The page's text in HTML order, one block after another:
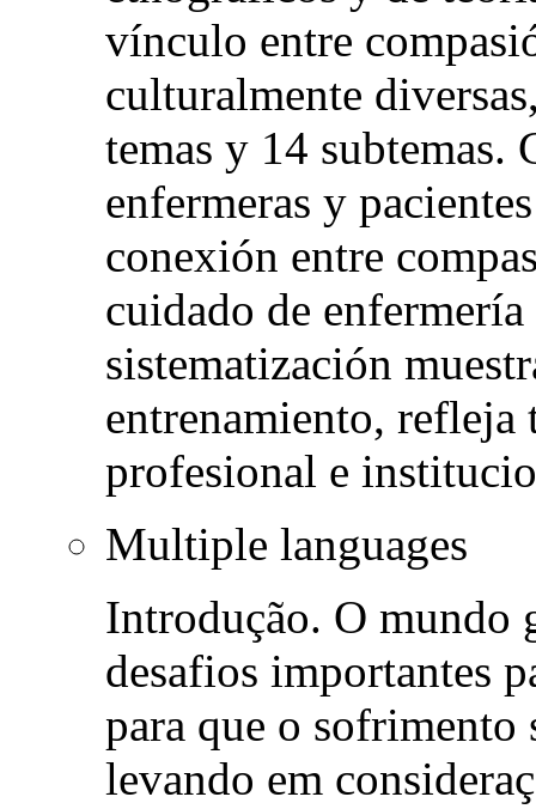
vínculo entre
culturalmente
temas y 14 subtemas.
enfermeras y
conexión entre
cuidado de
sistematización
entrenamiento, refleja
profesional e
Multiple languages
Introdução. O mundo
desafios importantes
para que o
levando em